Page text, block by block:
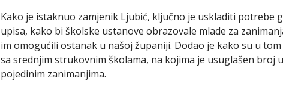
Kako je istaknuo zamjenik Ljubić, ključno je uskladiti potrebe
upisa, kako bi školske ustanove obrazovale mlade za
im omogućili ostanak u našoj županiji. Dodao je kako su u
sa srednjim strukovnim školama, na kojima je usuglašen broj
pojedinim zanimanjima.